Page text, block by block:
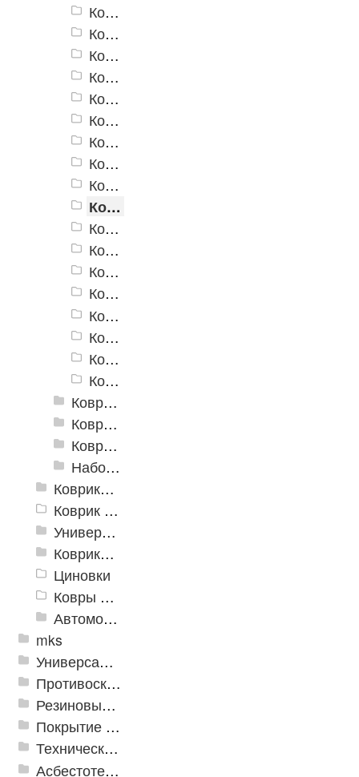
Коврики для ванн «V-Line» OV3
Коврики для ванн «V-Line» OV5
Коврики для ванн «V-Line» 6153
Коврики для ванн «V-Line» 6153VT
Коврики для ванн «V-Line» 6344 R
Коврики для ванн «V-Line» 6637
Коврики для ванн «V-Line» 6637 BG
Коврики для ванн «V-Line» 6656
Коврики для ванн «V-Line» 7007 GR
Коврики для ванн «V-Line» 7018 F
Коврики для ванн «V-Line» 7019
Коврики для ванн «V-Line» 7101 C
Коврики для ванн «V-Line» 7101 GR
Коврики для ванн «V-Line» 7120
Коврики для ванн «V-Line» 7147
Коврики для ванн «V-Line» V4C
Коврики для ванн «V-Line» V7
Коврики для ванн «V-Line» V13
Коврики для ванн «V-Line», фотопечать
Коврики для ванн против скольжения
Коврики для ванной
Набор ковриков
Коврики и дорожки пористые (Лапша)
Коврик флокированный
Универсальные коврики
Коврики хлопковые
Циновки
Ковры для детской
Автомобильные коврики
mks
Универсальные модульные покрытия
Противоскользящая защита для лестниц, профили, ленты
Резиновые и ПВХ дорожки
Покрытие из резиновой крошки
Техническая резина
Асбестотехнические и теплоизоляционные материалы